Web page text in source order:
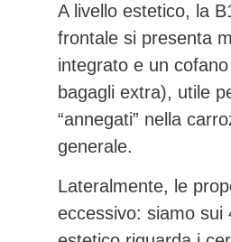
A livello estetico, la
frontale si presenta
integrato e un
bagagli extra), utile
“annegati” nella
generale.
Lateralmente, le
eccessivo: siamo sui